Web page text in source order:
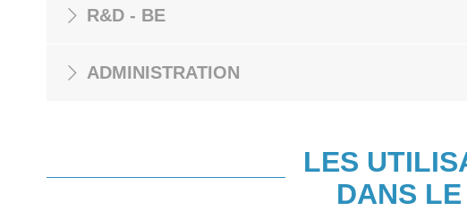
R&D - BE
ADMINISTRATION
LES
DANS